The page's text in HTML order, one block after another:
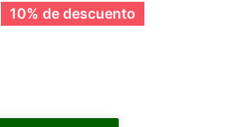
10% de descuento